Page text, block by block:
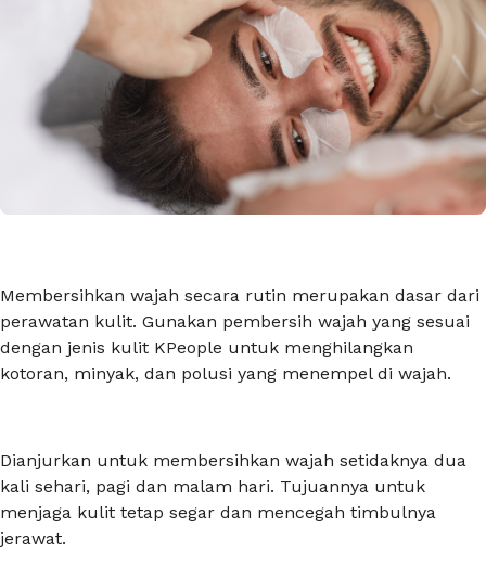
Membersihkan wajah secara rutin merupakan dasar dari
perawatan kulit. Gunakan pembersih wajah yang sesuai
dengan jenis kulit KPeople untuk menghilangkan
kotoran, minyak, dan polusi yang menempel di wajah.
Dianjurkan untuk membersihkan wajah setidaknya dua
kali sehari, pagi dan malam hari. Tujuannya untuk
menjaga kulit tetap segar dan mencegah timbulnya
jerawat.